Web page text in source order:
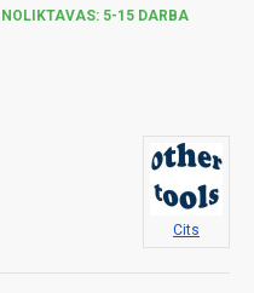
NOLIKTAVAS: 5-15 DARBA
Cits